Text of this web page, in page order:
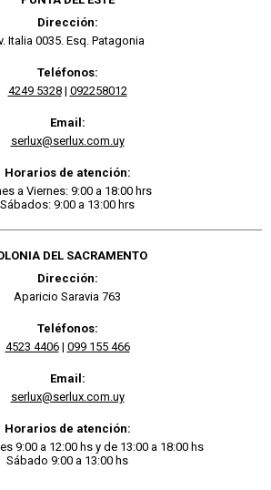
Dirección:
Italia 0035. Esq. Patagonia
Teléfonos:
4249 5328| 092258012
Email:
serlux@serlux.com.uy
Horarios de atención:
a Viernes: 9:00 a 18:00 hrs
Sábados: 9:00 a 13:00 hrs
DEL SACRAMENTO
Dirección:
Aparicio Saravia 763
Teléfonos:
4523 4406| 099 155 466
Email:
serlux@serlux.com.uy
Horarios de atención:
9:00 a 12:00 hs y de 13:00 a 18:00 hs
Sábado 9:00 a 13:00 hs